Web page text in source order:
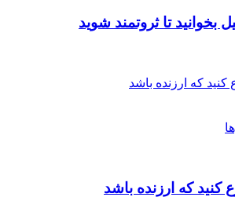
بخوانید تا ثروتمند شوید
که ارزنده باشد